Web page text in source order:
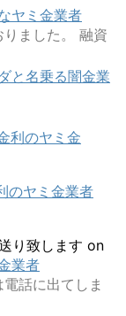
ヤミ金業者
ました。 融資
と名乗る闇金業
利のヤミ金
のヤミ金業者
り致します on
業者
話に出てしま